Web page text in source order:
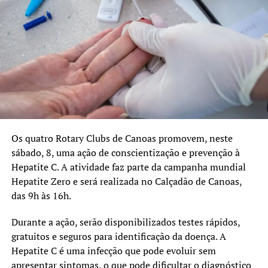
Os quatro Rotary Clubs de Canoas promovem, neste
sábado, 8, uma ação de conscientização e prevenção à
Hepatite C. A atividade faz parte da campanha mundial
Hepatite Zero e será realizada no Calçadão de Canoas,
das 9h às 16h.
Durante a ação, serão disponibilizados testes rápidos,
gratuitos e seguros para identificação da doença. A
Hepatite C é uma infecção que pode evoluir sem
apresentar sintomas, o que pode dificultar o diagnóstico